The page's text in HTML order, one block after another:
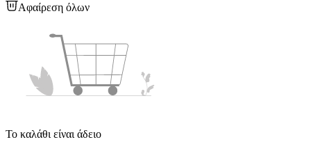
Αφαίρεση όλων
Το καλάθι είναι άδειο